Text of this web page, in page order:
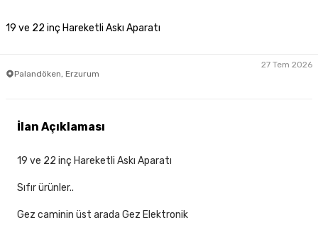
19 ve 22 inç Hareketli Askı Aparatı
Palandöken, Erzurum
27 Tem 2026
İlan Açıklaması
19 ve 22 inç Hareketli Askı Aparatı
Sıfır ürünler..
Gez caminin üst arada Gez Elektronik